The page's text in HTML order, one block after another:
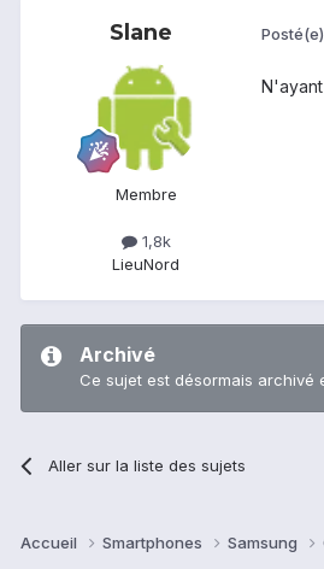
Slane
Membre
1,8k
LieuNord
Posté(e)
Archivé
Ce sujet est désormais archivé
Aller sur la liste des sujets
Accueil Smartphones Samsung